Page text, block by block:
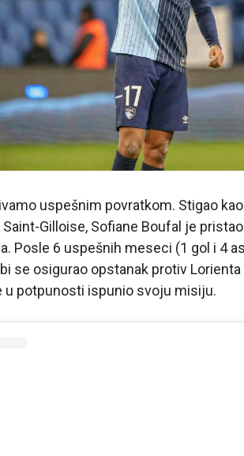
uspešnim povratkom. Stigao
Gilloise, Sofiane Boufal je
Posle 6 uspešnih meseci (1 gol i 4
se osigurao opstanak protiv
u potpunosti ispunio svoju misiju.